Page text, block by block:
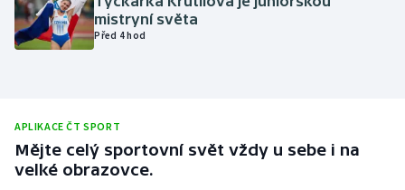
Plavání
Ragby
Rychlobruslení
mistryní světa
Před 4 hod
APLIKACE ČT SPORT
Mějte celý sportovní svět vždy u sebe i na
velké obrazovce.